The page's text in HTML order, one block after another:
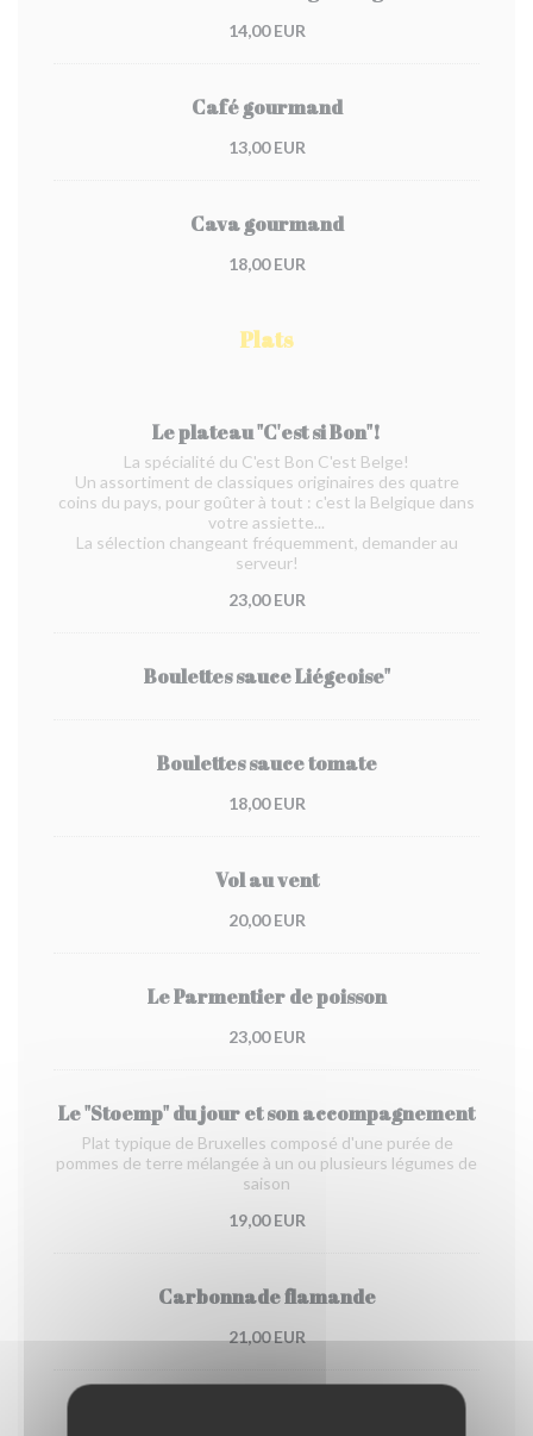
14,00 EUR
Café gourmand
13,00 EUR
Cava gourmand
18,00 EUR
Plats
Le plateau "C'est si Bon"!
La spécialité du C'est Bon C'est Belge!
Un assortiment de classiques originaires des quatre
coins du pays, pour goûter à tout : c'est la Belgique dans
votre assiette...
La sélection changeant fréquemment, demander au
serveur!
23,00 EUR
Boulettes sauce Liégeoise"
Boulettes sauce tomate
18,00 EUR
Vol au vent
20,00 EUR
Le Parmentier de poisson
23,00 EUR
Le "Stoemp" du jour et son accompagnement
Plat typique de Bruxelles composé d'une purée de
pommes de terre mélangée à un ou plusieurs légumes de
saison
19,00 EUR
Carbonnade flamande
21,00 EUR